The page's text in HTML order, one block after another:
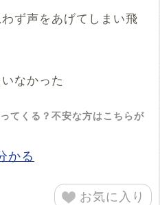
ず声をあげてしまい飛
なかった
てくる？不安な方はこちらが
かる
お気に入り